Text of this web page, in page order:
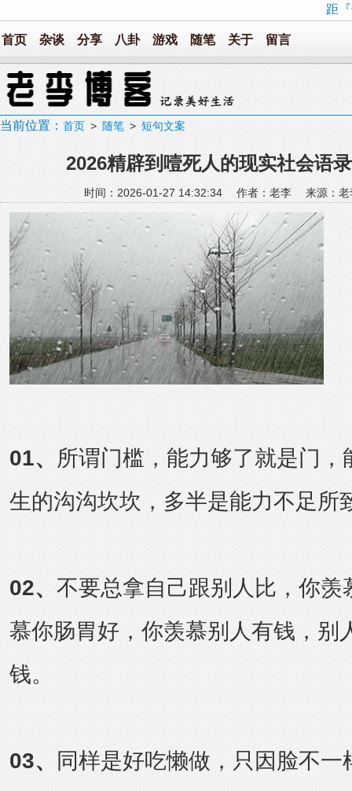
距
首页 杂谈 分享 八卦 游戏 随笔 关于 留言
当前位置： 首页 > 随笔 > 短句文案
2026精辟到噎死人的现实社会语
时间：2026-01-27 14:32:34 作者：老李 来源：
01、 所谓门槛，能力够了就是门
生的沟沟坎坎，多半是能力不足所
02、 不要总拿自己跟别人比，你羡
慕你肠胃好，你羡慕别人有钱，别
钱。
03、
同样是好吃懒做，只因脸不